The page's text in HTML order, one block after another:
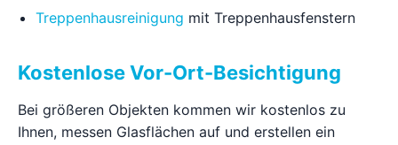
Treppenhausreinigung mit Treppenhausfenstern
Kostenlose Vor-Ort-Besichtigung
Bei größeren Objekten kommen wir kostenlos zu
Ihnen, messen Glasflächen auf und erstellen ein